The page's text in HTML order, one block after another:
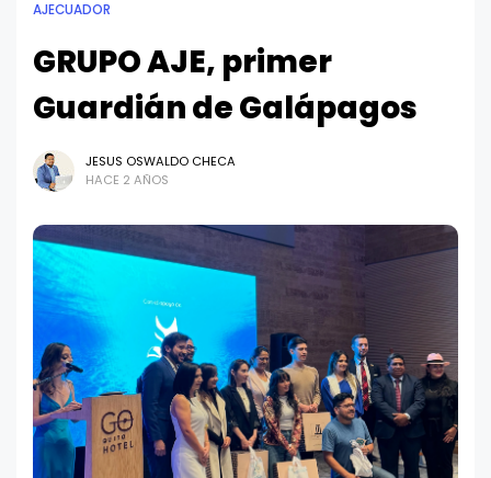
AJECUADOR
GRUPO AJE, primer
Guardián de Galápagos
JESUS OSWALDO CHECA
HACE 2 AÑOS